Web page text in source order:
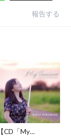
報告する
【CD「My